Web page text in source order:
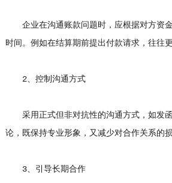
企业在沟通账款问题时，应根据对方资
时间。例如在结算期前提出付款请求，往往
2、控制沟通方式
采用正式但非对抗性的沟通方式，如发
论，既保持专业形象，又减少对合作关系的损
3、引导长期合作